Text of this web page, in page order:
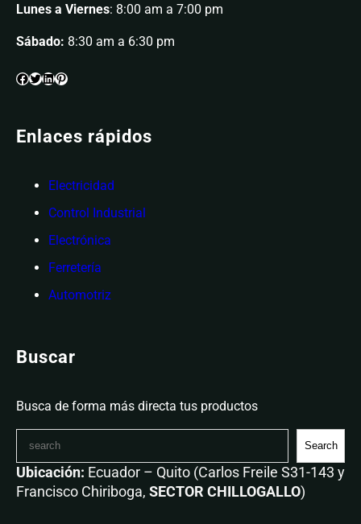
Lunes a Viernes: 8:00 am a 7:00 pm
Sábado: 8:30 am a 6:30 pm
Enlaces rápidos
Electricidad
Control Industrial
Electrónica
Ferretería
Automotriz
Buscar
Busca de forma más directa tus productos
Search
Ubicación: Ecuador – Quito (Carlos Freile S31-143 y
Francisco Chiriboga, SECTOR CHILLOGALLO)